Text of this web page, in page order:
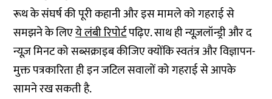
रूथ के संघर्ष की पूरी कहानी और इस मामले को गहराई से
समझने के लिएये लंबी रिपोर्टपढ़िए. साथ ही न्यूज़लॉन्ड्री और द
न्यूज़ मिनट को सब्सक्राइब कीजिए क्योंकि स्वतंत्र और विज्ञापन-
मुक्त पत्रकारिता ही इन जटिल सवालों को गहराई से आपके
सामने रख सकती है.